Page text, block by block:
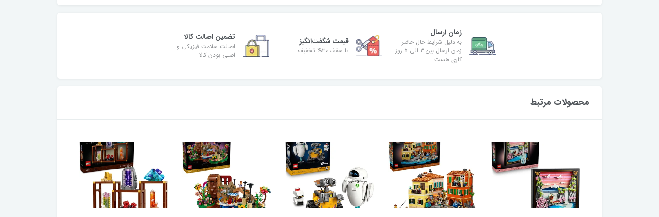
زمان ارسال
به دلیل شرایط حال حاضر
زمان ارسال بین ۳ الی ۵ روز
کاری هست
قیمت شگفت‌انگیز
تا سقف ۳۰% تخفیف
تضمین اصالت کالا
اصالت سلامت فیزیکی و
اصلی بودن کالا
محصولات مرتبط